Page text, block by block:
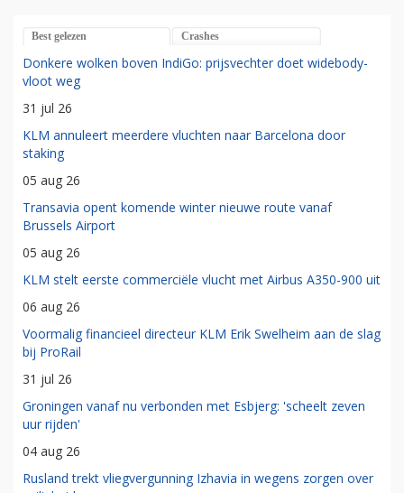
Best gelezen Crashes
Donkere wolken boven IndiGo: prijsvechter doet widebody-
vloot weg
31 jul 26
KLM annuleert meerdere vluchten naar Barcelona door
staking
05 aug 26
Transavia opent komende winter nieuwe route vanaf
Brussels Airport
05 aug 26
KLM stelt eerste commerciële vlucht met Airbus A350-900 uit
06 aug 26
Voormalig financieel directeur KLM Erik Swelheim aan de slag
bij ProRail
31 jul 26
Groningen vanaf nu verbonden met Esbjerg: 'scheelt zeven
uur rijden'
04 aug 26
Rusland trekt vliegvergunning Izhavia in wegens zorgen over